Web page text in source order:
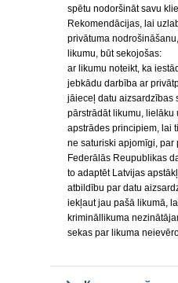
spētu nodoršināt savu
Rekomendācijas, lai
privātuma
likumu, būt sekojošas:
ar likumu noteikt, ka
jebkādu darbība ar
jāieceļ datu aizsardzības
pārstrādāt likumu, lielāku
apstrādes principiem, lai
ne saturiski apjomīgi, par
Federālās Reupublikas
to adaptēt Latvijas
atbildību par datu
iekļaut jau pašā likumā,
krimināllikuma
sekas par likuma